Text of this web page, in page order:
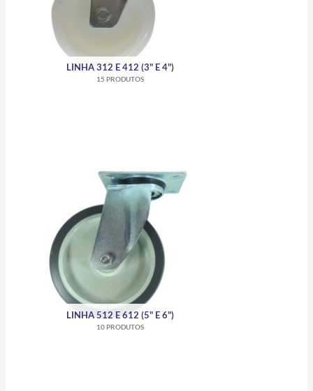
LINHA 312 E 412 (3" E 4")
15 PRODUTOS
LINHA 512 E 612 (5" E 6")
10 PRODUTOS